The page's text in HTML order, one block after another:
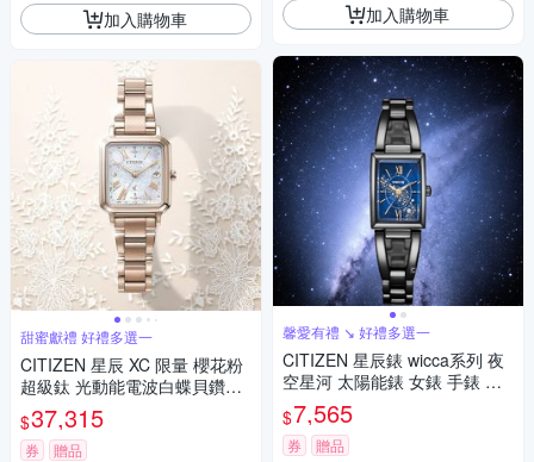
加入購物車
甜蜜獻禮 好禮多選一
CITIZEN 星辰 XC 限量 櫻花粉
超級鈦 光動能電波白蝶貝鑽石
女錶 套錶 七夕浪漫購 送禮首選
ES9506-54N
$37,315
券 贈品
加入購物車
馨愛有禮 ↘ 好禮多選一
CITIZEN 星辰錶 wicca系列 夜
空星河 太陽能錶 女錶 手錶 聖
誕節 禮物-KF7-546-71
$7,565
券 贈品